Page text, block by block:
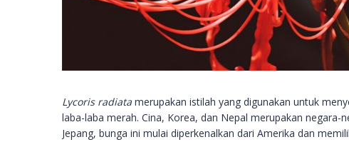
Lycoris radiata merupakan istilah yang digunakan untuk
laba-laba merah. Cina, Korea, dan Nepal merupakan
Jepang, bunga ini mulai diperkenalkan dari Amerika dan